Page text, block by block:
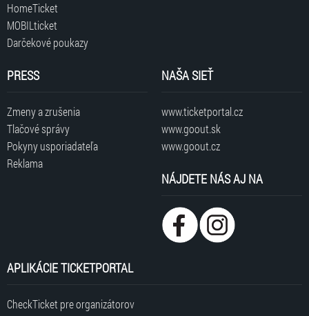
HomeTicket
MOBILticket
Darčekové poukazy
PRESS
Zmeny a zrušenia
Tlačové správy
Pokyny usporiadateľa
Reklama
NAŠA SIEŤ
www.ticketportal.cz
www.goout.sk
www.goout.cz
NÁJDETE NÁS AJ NA
APLIKÁCIE TICKETPORTAL
CheckTicket pre organizátorov